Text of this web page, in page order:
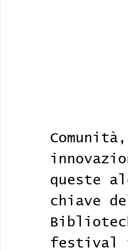
queste
chiave
festival